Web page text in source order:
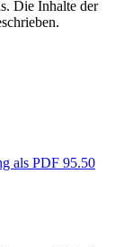
als PDF 95.50